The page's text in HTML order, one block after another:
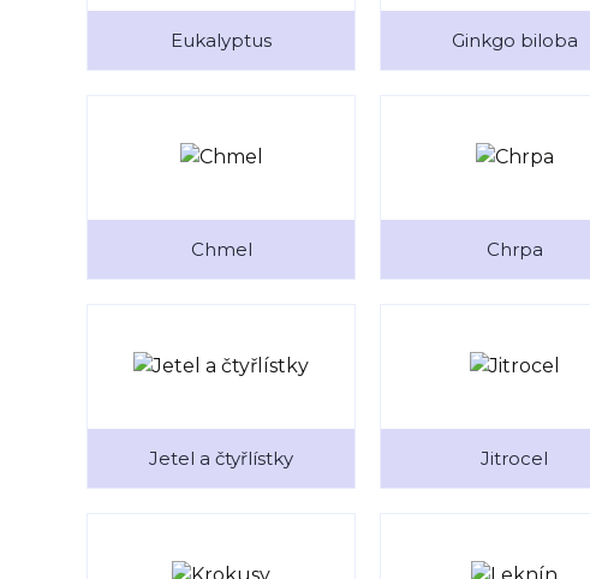
Eukalyptus Ginkgo biloba
Chmel Chrpa
Jetel a čtyřlístky Jitrocel